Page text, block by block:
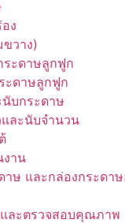
ง
วาง)
ระดาษลูกฟูก
ะดาษลูกฟูก
นับกระดาษ
ละนับจำนวน
งาน
าษ และกล่องกระดา
และตรวจสอบคุณภาพ